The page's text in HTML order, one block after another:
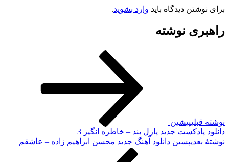
دیدگاه بایدوارد بشوید
نوشته
پیشین
جدید پازل بند – خاطره انگیز 3
پسین دانلود آهنگ جدید محسن ابراهیم زاده – عاشقم